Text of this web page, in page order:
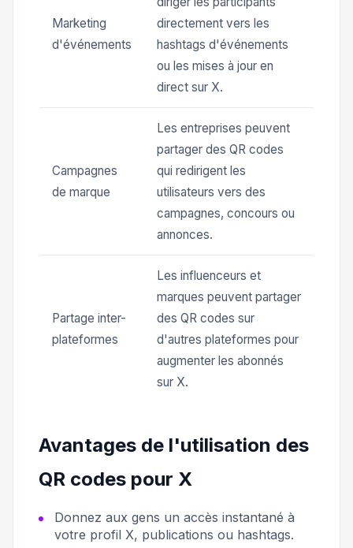
Marketing
d'événements
directement vers les
hashtags d'événements
ou les mises à jour en
direct sur X.
Campagnes
de marque
Les entreprises peuvent
partager des QR codes
qui redirigent les
utilisateurs vers des
campagnes, concours ou
annonces.
Partage inter-
plateformes
Les influenceurs et
marques peuvent partager
des QR codes sur
d'autres plateformes pour
augmenter les abonnés
sur X.
Avantages de l'utilisation des
QR codes pour X
Donnez aux gens un accès instantané à
votre profil X, publications ou hashtags.